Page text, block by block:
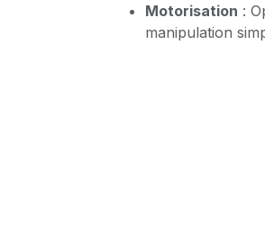
Motorisation :
manipulation